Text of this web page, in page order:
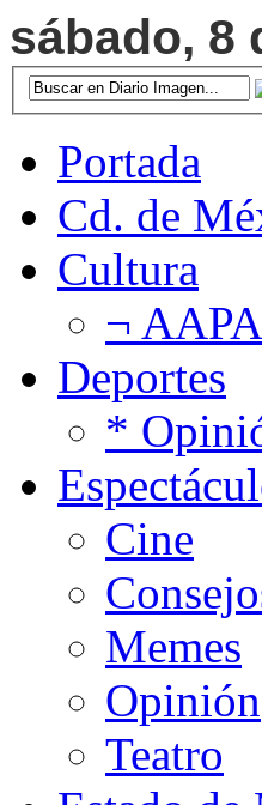
sábado, 8
Portada
Cd. de
Cultura
¬
Deportes
*
Cine
Memes
Opinión
Teatro